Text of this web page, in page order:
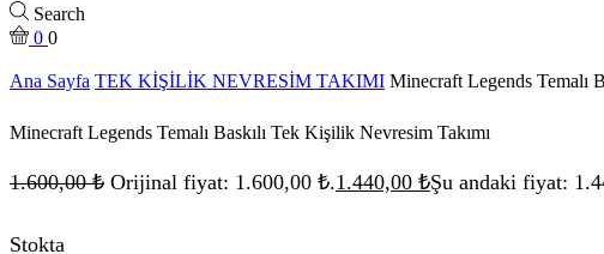
Search
0 0
Ana Sayfa TEK KİŞİLİK NEVRESİM TAKIMI Minecraft Legends Temalı
Minecraft Legends Temalı Baskılı Tek Kişilik Nevresim Takımı
1.600,00₺ Orijinal fiyat: 1.600,00 ₺.1.440,00 ₺Şu andaki fiyat:
Stokta